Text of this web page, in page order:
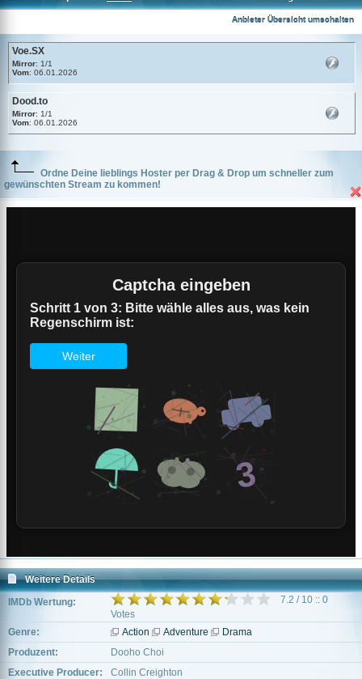
Anbieter Übersicht umschalten
Voe.SX
Mirror: 1/1
Vom: 06.01.2026
Dood.to
Mirror: 1/1
Vom: 06.01.2026
Ordne Deine lieblings Hoster per Drag & Drop um schneller zum
gewünschten Stream zu kommen!
Weitere Details
IMDb Wertung:
7.2 / 10 :: 0
Votes
Genre:
Action Adventure
Drama
Produzent:
Dooho Choi
Executive Producer:
Collin Creighton